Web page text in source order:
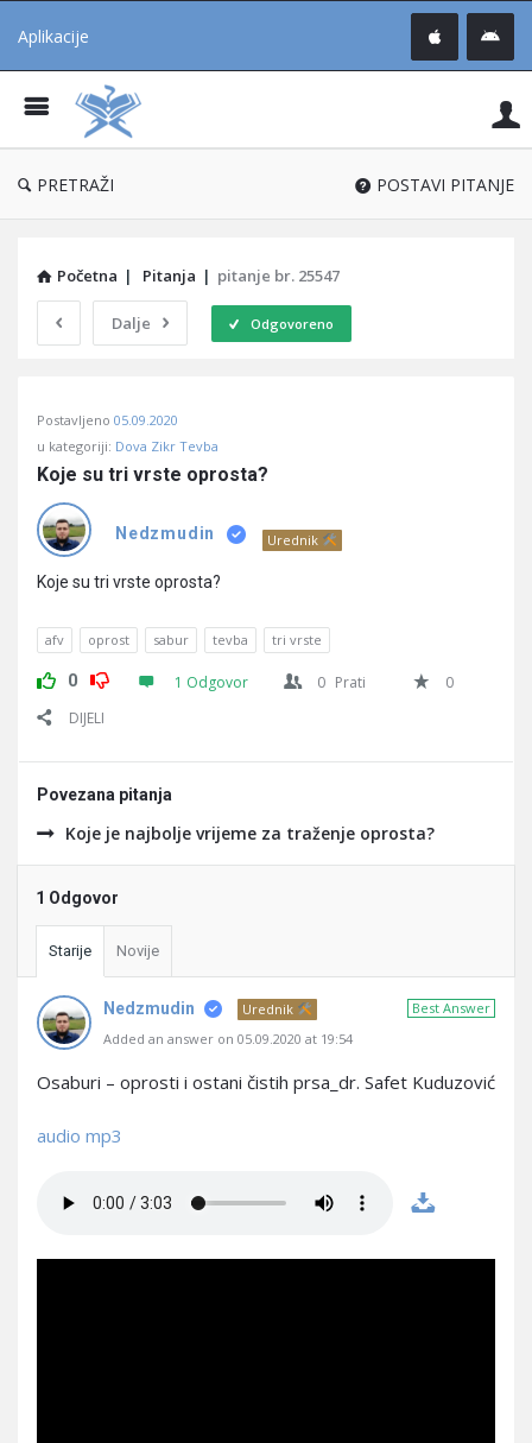
Aplikacije
®
PRETRAŽI POSTAVI PITANJE
Početna | Pitanja | pitanje br. 25547
Dalje Odgovoreno
Učene
Latest
Pitanja
Postavljeno 05.09.2020
u kategoriji: Dova Zikr Tevba
Koje su tri vrste oprosta?
Nedzmudin Urednik
Koje su tri vrste oprosta?
afv oprost sabur tevba tri vrste
0 1 Odgovor 0 Prati
0
DIJELI
Povezana pitanja
Koje je najbolje vrijeme za traženje oprosta?
1 Odgovor
Starije Novije
Best Answer
Nedzmudin
Urednik
Added an answer on 05.09.2020 at 19:54
Osaburi – oprosti i ostani čistih prsa_dr. Safet Kuduzović
audio mp3